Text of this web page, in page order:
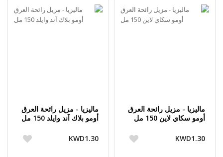
ماليزيا - مزيل رائحة العرق
أومو سكاي لاين 150 مل
KWD1.30
ماليزيا - مزيل رائحة العرق
أومو بلاك آند وايلد 150 مل
KWD1.30